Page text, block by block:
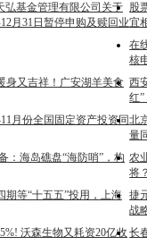
弘基金管理有限公司关于
月31日暂停申购及赎回业
股
宜
在
核
身又吉祥！广安湖羊美食 西
红
月份全国固定资产投资同北
量
：海岛礁盘“海防哨”，构 农
将
期等“十五五”投用，上海 捷
战
沃森生物又耗资20亿收 长